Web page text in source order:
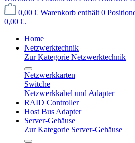
0,00 € Warenkorb enthält 0
0,00 €.
Home
Netzwerktechnik
Zur Kategorie Netzwerktechnik
Netzwerkkarten
Switche
Netzwerkkabel und Adapter
RAID Controller
Host Bus Adapter
Server-Gehäuse
Zur Kategorie Server-Gehäuse